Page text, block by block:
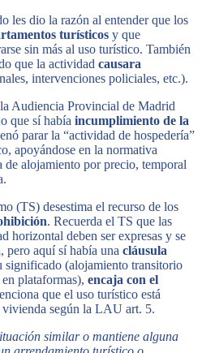
les dio la razón al entender que los
turísticos y que
sin más al uso turístico. También
que la actividad causara
intervenciones policiales, etc.).
Audiencia Provincial de Madrid
que sí había incumplimiento de la
parar la “actividad de hospedería”
apoyándose en la normativa
de alojamiento por precio, temporal
(TS) desestima el recurso de los
. Recuerda el TS que las
horizontal deben ser expresas y se
pero aquí sí había una cláusula
significado (alojamiento transitorio
plataformas), encaja con el
que el uso turístico está
según la LAU art. 5.
similar o mantiene alguna